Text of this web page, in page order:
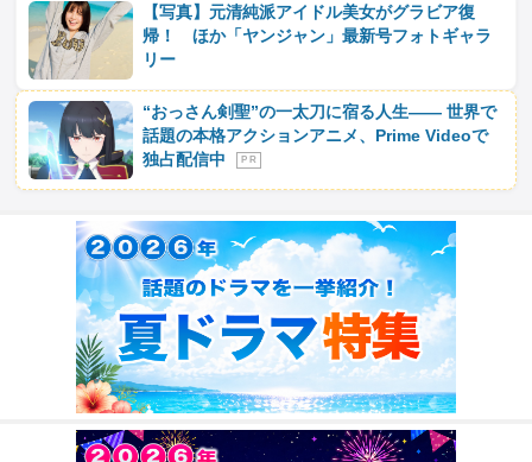
【写真】元清純派アイドル美女がグラビア復
帰！ ほか「ヤンジャン」最新号フォトギャラ
リー
“おっさん剣聖”の一太刀に宿る人生―― 世界で
話題の本格アクションアニメ、Prime Videoで
独占配信中
P R